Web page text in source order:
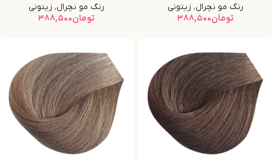
رنگ مو نچرال, زیتونی
تومان۳۸۸,۵۰۰
رنگ مو نچرال, زیتونی
تومان۳۸۸,۵۰۰